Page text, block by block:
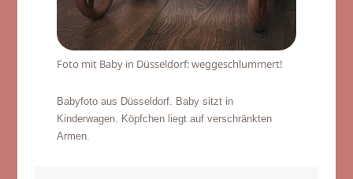
Foto mit Baby in Düsseldorf: weggeschlummert!
Babyfoto aus Düsseldorf. Baby sitzt in
Kinderwagen. Köpfchen liegt auf verschränkten
Armen.